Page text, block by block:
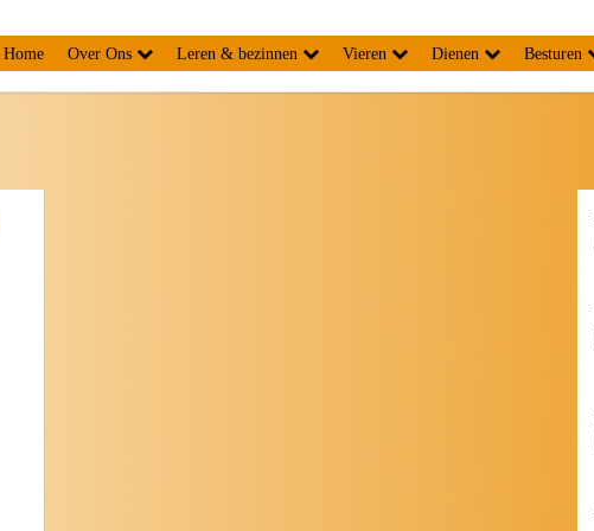
Home Over Ons Leren & bezinnen Vieren Dienen Besturen